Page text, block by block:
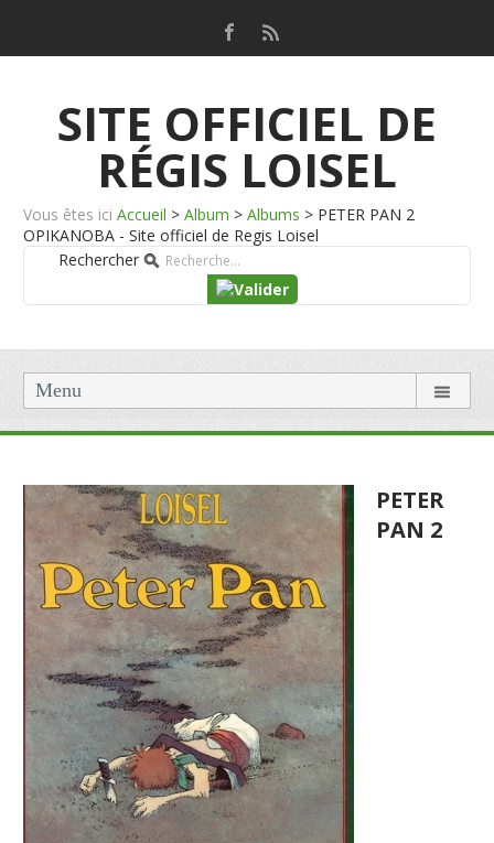
SITE OFFICIEL DE
RÉGIS LOISEL
Vous êtes ici Accueil > Album > Albums > PETER PAN 2
OPIKANOBA - Site officiel de Regis Loisel
Rechercher
Menu
PETER
PAN 2